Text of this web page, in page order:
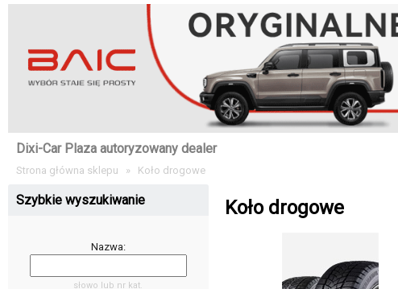
Dixi-Car Plaza autoryzowany dealer
Strona główna sklepu » Koło drogowe
Koło drogowe
Szybkie wyszukiwanie
Nazwa:
słowo lub nr kat.